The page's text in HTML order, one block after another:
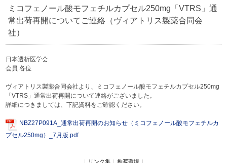
ミコフェノール酸モフェチルカプセル250mg「VTRS」通
常出荷再開についてご連絡（ヴィアトリス製薬合同会
社）
日本透析医学会
会員 各位
ヴィアトリス製薬合同会社より、ミコフェノール酸モフェチルカプセル250mg
「VTRS」通常出荷再開について連絡がございました。
詳細につきましては、下記資料をご確認ください。
NBZ27P091A_通常出荷再開のお知らせ（ミコフェノール酸モフェチルカ
プセル250mg）_7月版.pdf
| リンク集 | 推奨環境 |